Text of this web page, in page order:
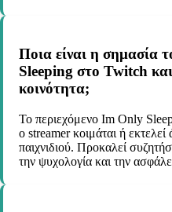
Ποια είναι η σημασία
Sleeping στο Twitch
κοινότητα;
Το περιεχόμενο Im Only
ο streamer κοιμάται ή εκτελεί
παιχνιδιού. Προκαλεί
την ψυχολογία και την